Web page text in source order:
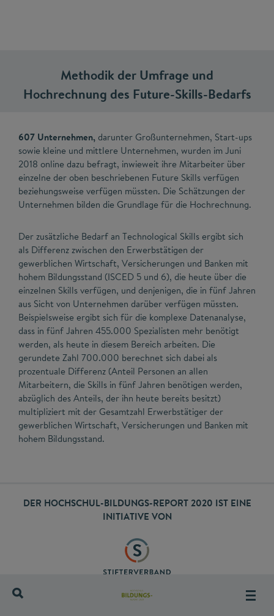
Methodik der Umfrage und
Hochrechnung des Future-Skills-Bedarfs
607 Unternehmen,darunter Großunternehmen, Start-ups
sowie kleine und mittlere Unternehmen, wurden im Juni
2018 online dazu befragt, inwieweit ihre Mitarbeiter über
einzelne der oben beschriebenen Future Skills verfügen
beziehungsweise verfügen müssten. Die Schätzungen der
Unternehmen bilden die Grundlage für die Hochrechnung.
Der zusätzliche Bedarf an Technological Skills ergibt sich
als Differenz zwischen den Erwerbstätigen der
gewerblichen Wirtschaft, Versicherungen und Banken mit
hohem Bildungsstand (ISCED 5 und 6), die heute über die
einzelnen Skills verfügen, und denjenigen, die in fünf Jahren
aus Sicht von Unternehmen darüber verfügen müssten.
Beispielsweise ergibt sich für die komplexe Datenanalyse,
dass in fünf Jahren 455.000 Spezialisten mehr benötigt
werden, als heute in diesem Bereich arbeiten. Die
gerundete Zahl 700.000 berechnet sich dabei als
prozentuale Differenz (Anteil Personen an allen
Mitarbeitern, die Skills in fünf Jahren benötigen werden,
abzüglich des Anteils, der ihn heute bereits besitzt)
multipliziert mit der Gesamtzahl Erwerbstätiger der
gewerblichen Wirtschaft, Versicherungen und Banken mit
hohem Bildungsstand.
DER HOCHSCHUL-BILDUNGS-REPORT 2020 IST EINE
INITIATIVE VON